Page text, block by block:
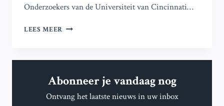
Onderzoekers van de Universiteit van Cincinnati…
LEES MEER CHLOOR
LICHT
WATER
SCHADELIJKE
Abonneer je vandaag nog
Ontvang het laatste nieuws in uw inbox